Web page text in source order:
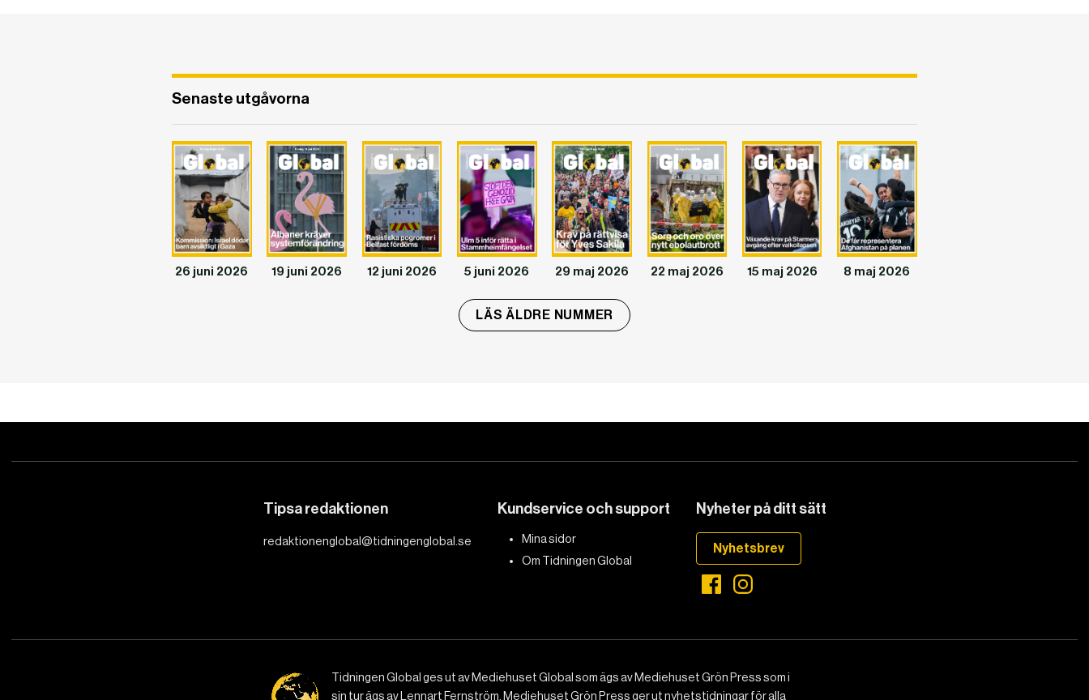
Senaste utgåvorna
26 juni 2026 19 juni 2026 12 juni 2026 5 juni 2026 29 maj 2026 22 maj 2026 15 maj 2026 8 maj 2026
LÄS ÄLDRE NUMMER
Tipsa redaktionen
redaktionenglobal@tidningenglobal.se
Kundservice och support
Mina sidor
Om Tidningen Global
Nyheter på ditt sätt
Nyhetsbrev
Tidningen Global ges ut av Mediehuset Global som ägs av Mediehuset Grön Press som i
sin tur ägs av Lennart Fernström. Mediehuset Grön Press ger ut nyhetstidningar för alla